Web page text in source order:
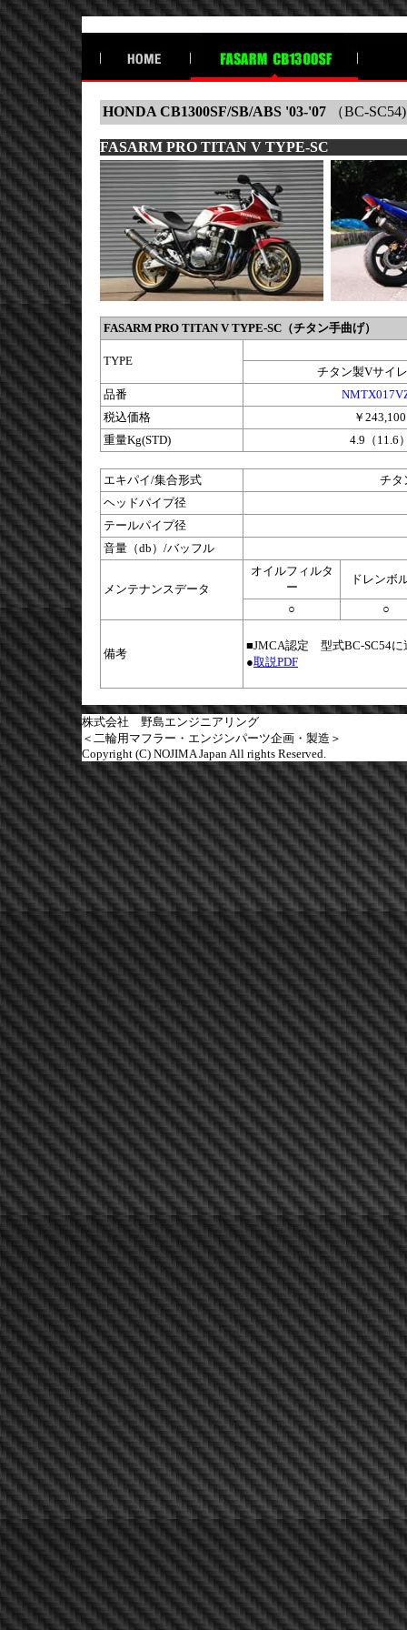
HONDA CB1300SF/SB/ABS '03-'07 （BC-SC54)
FASARM PRO TITAN V TYPE-SC
FASARM PRO TITAN V TYPE-SC（チタン手曲げ）
TYPE
チタン製Vサイ
品番
税込価格
￥243,100
重量Kg(STD)
4.9（11.6
エキパイ/集合形式
チタ
ヘッドパイプ径
テールパイプ径
音量（db）/バッフル
メンテナンスデータ
オイルフィルタ
ー
ドレンボ
○ ○
備考
■JMCA認定 型式BC-SC54
●取説PDF
株式会社 野島エンジニアリング
＜二輪用マフラー・エンジンパーツ企画・製造＞
Copyright (C) NOJIMA Japan All rights Reserved.